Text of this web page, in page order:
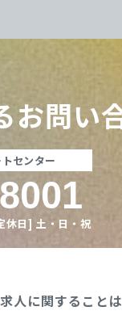
お問い
センター
休日] 土・日・祝
求人に関することは